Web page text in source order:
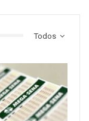
Todos